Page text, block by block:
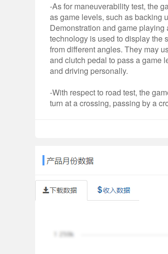
-As for maneuverability test, the
as game levels, such as backing
Demonstration and game
technology is used to display the
from different angles. They may
and clutch pedal to pass a game
and driving personally.
-With respect to road test, the
turn at a crossing, passing by a
All maneuverability & road test
understand the spatial relations
Cool?